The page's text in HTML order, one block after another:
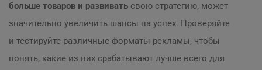
больше товаров и развивать свою стратегию, может
значительно увеличить шансы на успех. Проверяйте
и тестируйте различные форматы рекламы, чтобы
понять, какие из них срабатывают лучше всего для